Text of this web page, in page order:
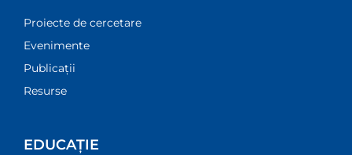
Proiecte de cercetare
Evenimente
Publicații
Resurse
EDUCAȚIE